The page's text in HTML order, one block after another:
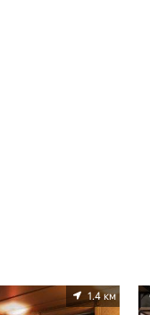
1.4 км